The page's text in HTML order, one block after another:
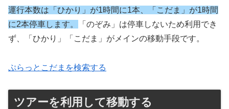
運行本数は「ひかり」が1時間に1本、「こだま」が1時間
に2本停車します。
「のぞみ」は停車しないため利用でき
ず、「ひかり」「こだま」がメインの移動手段です。
ぷらっとこだまを検索する
ツアーを利用して移動する